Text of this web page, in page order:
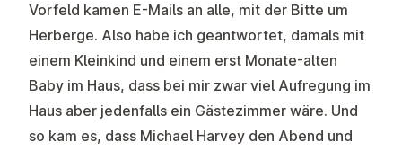
Vorfeld kamen E-Mails an alle, mit der Bitte um
Herberge. Also habe ich geantwortet, damals mit
einem Kleinkind und einem erst Monate-alten
Baby im Haus, dass bei mir zwar viel Aufregung im
Haus aber jedenfalls ein Gästezimmer wäre. Und
so kam es, dass Michael Harvey den Abend und